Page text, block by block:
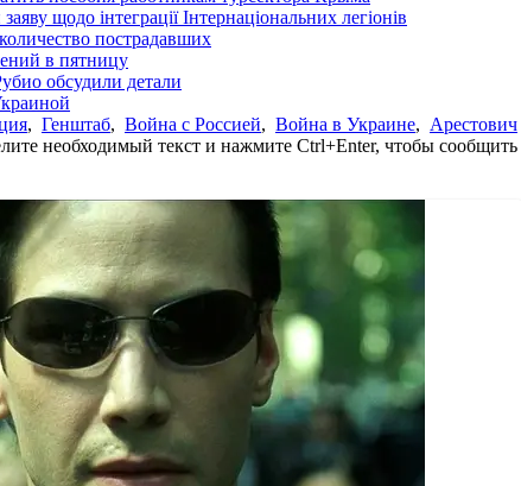
щодо інтеграції Інтернаціональних легіонів
пострадавших
в пятницу
обсудили детали
, Генштаб, Война с Россией, Война в Украине, Арестович
необходимый текст и нажмите Ctrl+Enter, чтобы сообщить